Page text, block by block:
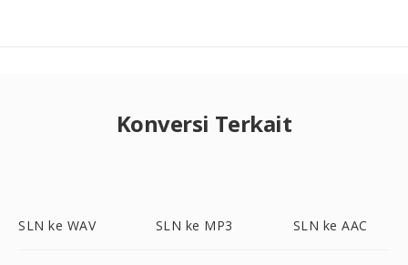
Konversi Terkait
SLN ke WAV SLN ke MP3 SLN ke AAC